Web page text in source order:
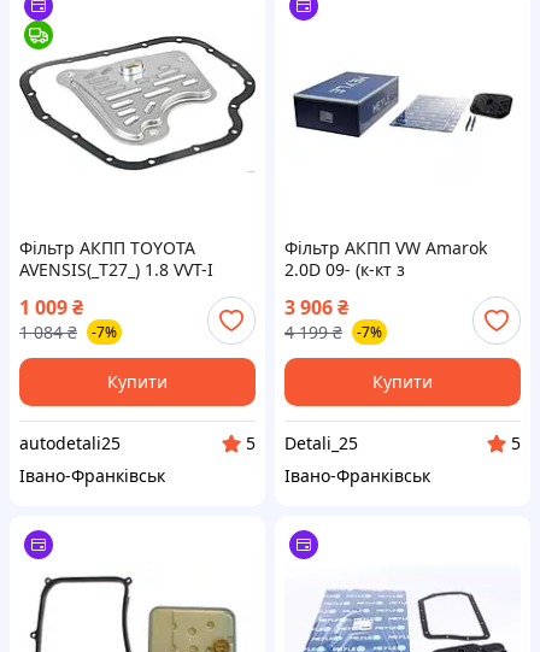
Фільтр АКПП TOYOTA
AVENSIS(_T27_) 1.8 VVT-I
(ZRT271_, ZRT271R) 2008.11 -
2018.10
1 009₴
1 084 ₴ -7%
Купити
autodetali25
5
Івано-Франківськ
Фільтр АКПП VW Amarok
2.0D 09- (к-кт з
ущільненням і гвинтами)
1001370011 Крос код V10-
5546-XXL
3 906₴
4 199 ₴ -7%
Купити
Detali_25
5
Івано-Франківськ